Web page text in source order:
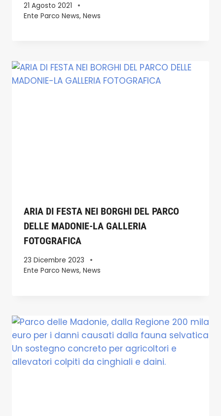
21 Agosto 2021
Ente Parco News, News
ARIA DI FESTA NEI BORGHI DEL PARCO
DELLE MADONIE-LA GALLERIA
FOTOGRAFICA
23 Dicembre 2023
Ente Parco News, News